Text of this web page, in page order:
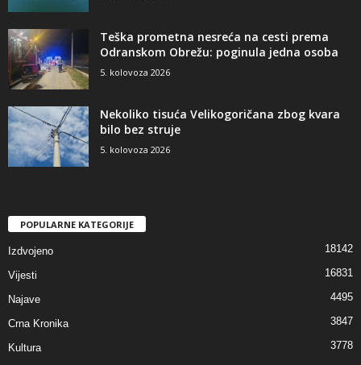
Teška prometna nesreća na cesti prema
Odranskom Obrežu: poginula jedna osoba
5. kolovoza 2026
Nekoliko tisuća Velikogoričana zbog kvara
bilo bez struje
5. kolovoza 2026
POPULARNE KATEGORIJE
Izdvojeno 18142
Vijesti 16831
Najave 4495
Crna Kronika 3847
Kultura
3778